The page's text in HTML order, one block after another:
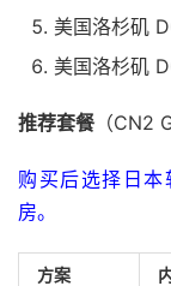
美国洛杉矶
美国洛杉矶
推荐套餐 （CN2
购买后选择日本
房。
方案